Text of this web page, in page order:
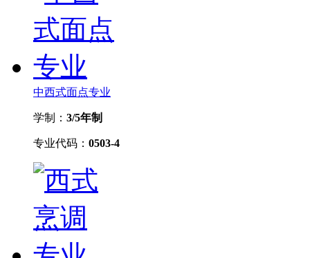
中西式面点专业
学制： 3/5年制
专业代码： 0503-4